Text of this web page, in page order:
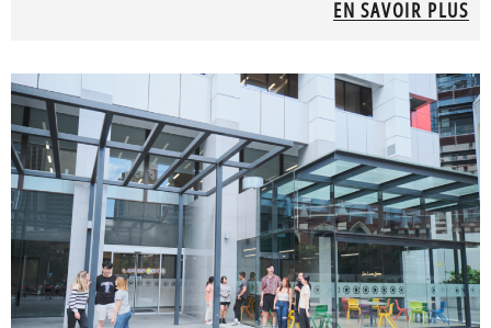
EN SAVOIR PLUS